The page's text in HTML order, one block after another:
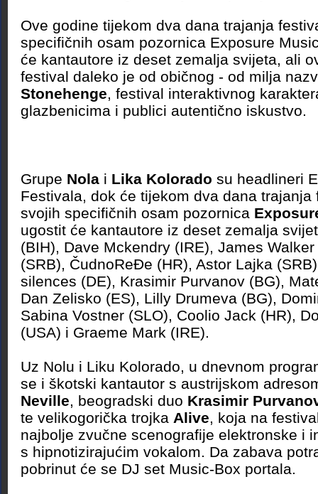
Ove godine tijekom dva dana trajanja
specifičnih osam pozornica Exposure
će kantautore iz deset zemalja svijeta, ali
festival daleko je od običnog - od milja
Stonehenge, festival interaktivnog
glazbenicima i publici autentično iskustvo.
Grupe Nola i Lika Kolorado su headlineri
Festivala, dok će tijekom dva dana trajanja
svojih specifičnih osam pozornica
ugostit će kantautore iz deset zemalja
(BIH), Dave Mckendry (IRE), James
(SRB), ČudnoReĐe (HR), Astor Lajka
silences (DE), Krasimir Purvanov (BG),
Dan Zelisko (ES), Lilly Drumeva (BG),
Sabina Vostner (SLO), Coolio Jack (HR),
(USA) i Graeme Mark (IRE).
Uz Nolu i Liku Kolorado, u dnevnom
se i škotski kantautor s austrijskom
Neville, beogradski duo Krasimir
te velikogorička trojka Alive, koja na
najbolje zvučne scenografije elektronske i
s hipnotizirajućim vokalom. Da zabava
pobrinut će se DJ set Music-Box portala.